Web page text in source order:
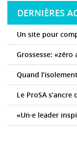
DERNIÈRES
Un site pour
Grossesse:
Quand
Le ProSA
«Un·e leader